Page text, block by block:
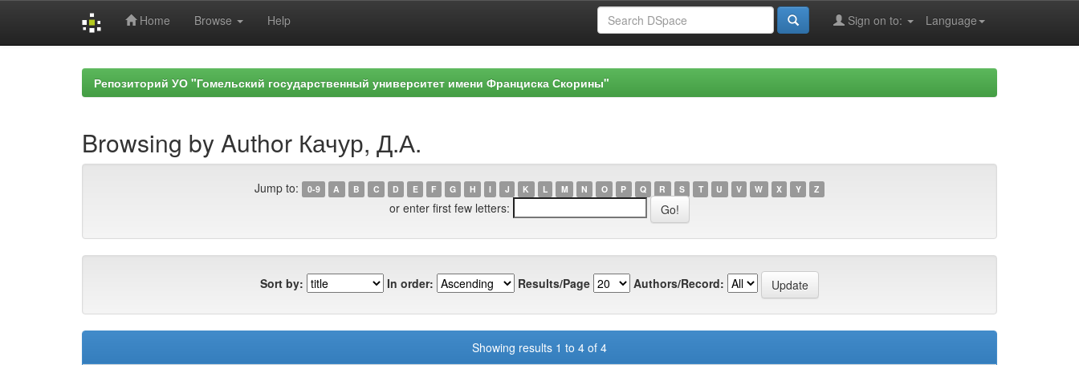
Home Browse Help Language
Sign on to:
Репозиторий УО "Гомельский государственный университет имени Франциска Скорины"
Browsing by Author Качур, Д.А.
Jump to: 0-9 A B C D E F G H I J K L M N O P Q R S T U V W X Y Z
or enter first few letters:
Sort by: In order: Results/Page Authors/Record:
Showing results 1 to 4 of 4